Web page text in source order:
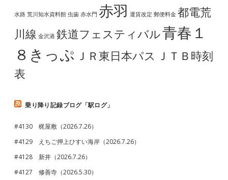
水路 荒川知水資料館 虫歯 赤水門 赤羽 運賃改定 郵便料金 都電荒
川線 金沢港 鉄道フェスティバル青春１
８きっぷ ＪＲ東日本パス ＪＴＢ時刻
表
乗り降り記録ブログ「駅ログ」
#4130 梶屋敷（2026.7.26）
#4129 えちご押上ひすい海岸（2026.7.26）
#4128 新井（2026.7.26）
#4127 修善寺（2026.5.30）